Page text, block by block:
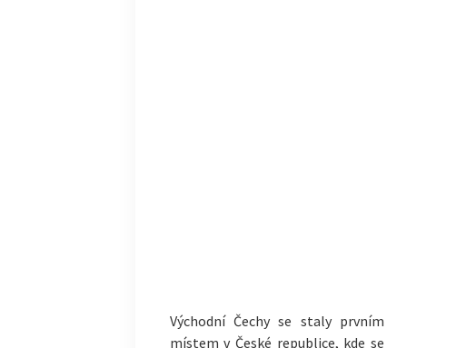
Východní Čechy se staly prvním
místem v České republice, kde se